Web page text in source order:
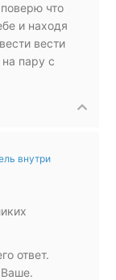
что
и находя
вести
пару с
внутри
ответ.